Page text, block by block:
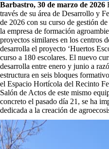
Barbastro, 30 de marzo de 2026
través de su área de Desarrollo y
de 2026 con su curso de gestión
la empresa de formación
proyectos similares en los centros
desarrolla el proyecto ‘Huertos
curso a 180 escolares. El nuevo
desarrolla entre enero y junio a
estructura en seis bloques
el Espacio Hortícola del Recinto
Salón de Actos de este mismo
concreto el pasado día 21, se ha
dedicada a la creación de